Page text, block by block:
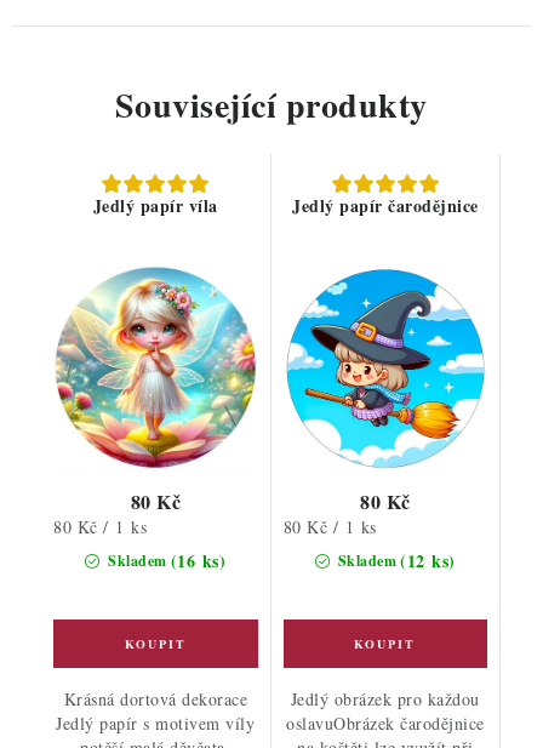
Související produkty
Jedlý papír víla
Skladem (16 ks)
80 Kč
Měrná
cena:
80 Kč / 1 ks
Krásná dortová dekorace
Jedlý papír s motivem víly
Jedlý papír čarodějnice
Skladem(12 ks)
80 Kč
Měrná
cena:
80 Kč / 1 ks
Jedlý obrázek pro každou
oslavuObrázek čarodějnice